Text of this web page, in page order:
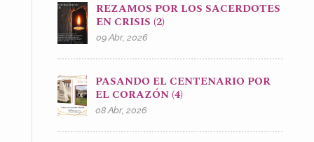
REZAMOS POR LOS SACERDOTES
EN CRISIS (2)
09 Abr, 2026
PASANDO EL CENTENARIO POR
EL CORAZÓN (4)
08 Abr, 2026